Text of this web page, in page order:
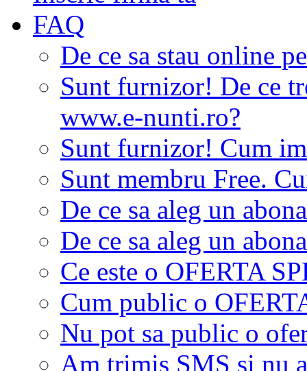
FAQ
De ce sa stau online
Sunt furnizor! De ce
www.e-nunti.ro?
Sunt furnizor! Cum
Sunt membru Free.
De ce sa aleg un
De ce sa aleg un
Ce este o OFERTA
Cum public o
Nu pot sa public o
Am trimis SMS si nu